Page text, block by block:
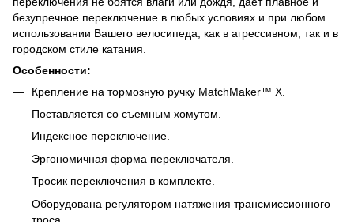
безупречное переключение в любых условиях и при любом
использовании Вашего велосипеда, как в агрессивном, так и в
городском стиле катания.
Особенности:
Крепление на тормозную ручку MatchMaker™ X.
Поставляется со съемным хомутом.
Индексное переключение.
Эргономичная форма переключателя.
Тросик переключения в комплекте.
Оборудована регулятором натяжения трансмиссионного
троса.